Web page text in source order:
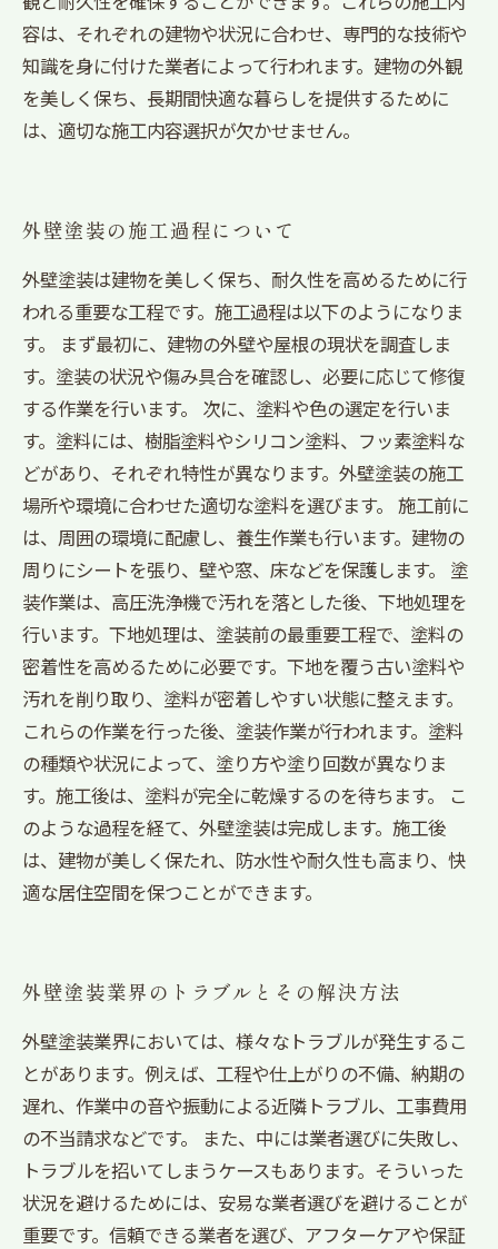
容は、それぞれの建物や状況に合わせ、専門的な技術や
知識を身に付けた業者によって行われます。建物の外観
を美しく保ち、長期間快適な暮らしを提供するために
は、適切な施工内容選択が欠かせません。
外壁塗装の施工過程について
外壁塗装は建物を美しく保ち、耐久性を高めるために行
われる重要な工程です。施工過程は以下のようになりま
す。 まず最初に、建物の外壁や屋根の現状を調査しま
す。塗装の状況や傷み具合を確認し、必要に応じて修復
する作業を行います。 次に、塗料や色の選定を行いま
す。塗料には、樹脂塗料やシリコン塗料、フッ素塗料な
どがあり、それぞれ特性が異なります。外壁塗装の施工
場所や環境に合わせた適切な塗料を選びます。 施工前に
は、周囲の環境に配慮し、養生作業も行います。建物の
周りにシートを張り、壁や窓、床などを保護します。 塗
装作業は、高圧洗浄機で汚れを落とした後、下地処理を
行います。下地処理は、塗装前の最重要工程で、塗料の
密着性を高めるために必要です。下地を覆う古い塗料や
汚れを削り取り、塗料が密着しやすい状態に整えます。
これらの作業を行った後、塗装作業が行われます。塗料
の種類や状況によって、塗り方や塗り回数が異なりま
す。施工後は、塗料が完全に乾燥するのを待ちます。 こ
のような過程を経て、外壁塗装は完成します。施工後
は、建物が美しく保たれ、防水性や耐久性も高まり、快
適な居住空間を保つことができます。
外壁塗装業界のトラブルとその解決方法
外壁塗装業界においては、様々なトラブルが発生するこ
とがあります。例えば、工程や仕上がりの不備、納期の
遅れ、作業中の音や振動による近隣トラブル、工事費用
の不当請求などです。 また、中には業者選びに失敗し、
トラブルを招いてしまうケースもあります。そういった
状況を避けるためには、安易な業者選びを避けることが
重要です。信頼できる業者を選び、アフターケアや保証